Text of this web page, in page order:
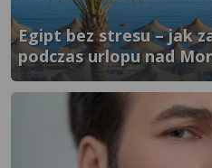
}" />
Egipt bez stresu – jak
podczas urlopu nad